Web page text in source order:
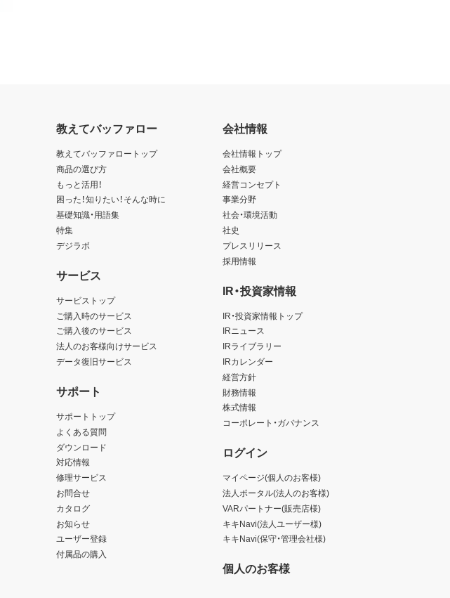
教えてバッファロー
教えてバッファロートップ
商品の選び方
もっと活用！
困った！知りたい！そんな時に
基礎知識・用語集
特集
デジラボ
サービス
サービストップ
ご購入時のサービス
ご購入後のサービス
法人のお客様向けサービス
データ復旧サービス
サポート
サポートトップ
よくある質問
ダウンロード
対応情報
修理サービス
お問合せ
カタログ
お知らせ
ユーザー登録
付属品の購入
会社情報
会社情報トップ
会社概要
経営コンセプト
事業分野
社会・環境活動
社史
プレスリリース
採用情報
IR・投資家情報
IR・投資家情報トップ
IRニュース
IRライブラリー
IRカレンダー
経営方針
財務情報
株式情報
コーポレート・ガバナンス
ログイン
マイページ(個人のお客様)
法人ポータル(法人のお客様)
VARパートナー(販売店様)
キキNavi(法人ユーザー様)
キキNavi(保守・管理会社様)
個人のお客様